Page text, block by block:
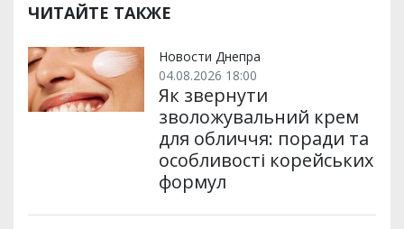
ЧИТАЙТЕ ТАКЖЕ
Новости Днепра
04.08.2026 18:00
Як звернути
зволожувальний крем
для обличчя: поради та
особливості корейських
формул